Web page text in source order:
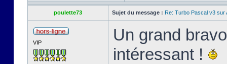
poulette73 Sujet du message : Re: Turbo Pascal v3 sur
VIP
Un grand
intéressant !